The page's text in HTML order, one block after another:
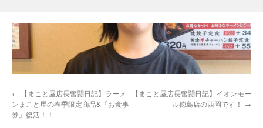
← 【まこと屋店長奮闘日記】ラーメ
ンまこと屋の春季限定商品&『お食事
券』復活！！
【まこと屋店長奮闘日記】イオンモー
ル徳島店の西岡です！ →